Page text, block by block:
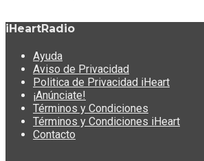
iHeartRadio
Ayuda
Aviso de Privacidad
Politica de Privacidad iHeart
¡Anúnciate!
Términos y Condiciones
Términos y Condiciones iHeart
Contacto